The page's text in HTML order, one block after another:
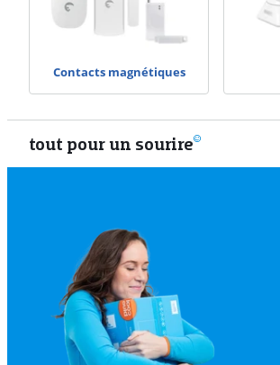
Contacts magnétiques
tout pour un sourire